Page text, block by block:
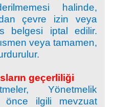
halinde,
çevre izin veya
belgesi iptal edilir.
veya tamamen,
geçerliliği
Yönetmelik
önce ilgili mevzuat